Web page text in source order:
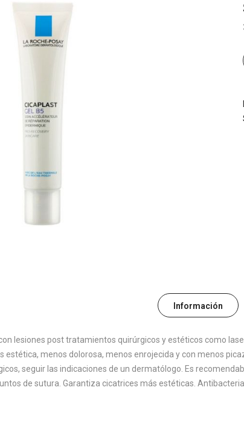
Información
lesiones post tratamientos quirúrgicos y estéticos como
estética, menos dolorosa, menos enrojecida y con menos
seguir las indicaciones de un dermatólogo. Es
de sutura. Garantiza cicatrices más estéticas.